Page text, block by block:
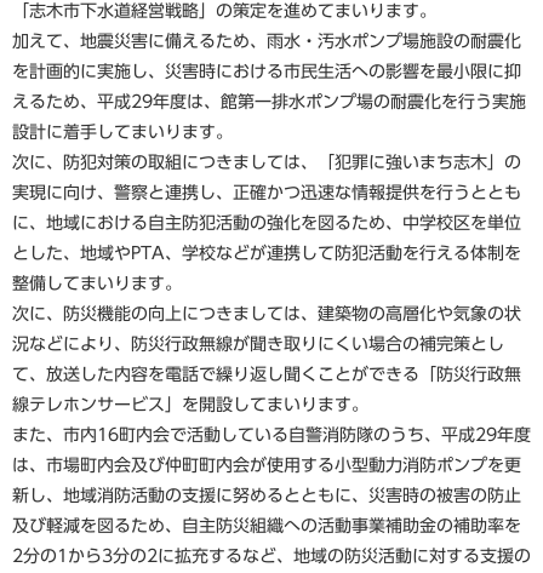
「志木市下水道経営戦略」の策定を進めてまいります。
加えて、地震災害に備えるため、雨水・汚水ポンプ場施設の耐震化
を計画的に実施し、災害時における市民生活への影響を最小限に抑
えるため、平成29年度は、館第一排水ポンプ場の耐震化を行う実施
設計に着手してまいります。
次に、防犯対策の取組につきましては、「犯罪に強いまち志木」の
実現に向け、警察と連携し、正確かつ迅速な情報提供を行うととも
に、地域における自主防犯活動の強化を図るため、中学校区を単位
とした、地域やPTA、学校などが連携して防犯活動を行える体制を
整備してまいります。
次に、防災機能の向上につきましては、建築物の高層化や気象の状
況などにより、防災行政無線が聞き取りにくい場合の補完策とし
て、放送した内容を電話で繰り返し聞くことができる「防災行政無
線テレホンサービス」を開設してまいります。
また、市内16町内会で活動している自警消防隊のうち、平成29年度
は、市場町内会及び仲町町内会が使用する小型動力消防ポンプを更
新し、地域消防活動の支援に努めるとともに、災害時の被害の防止
及び軽減を図るため、自主防災組織への活動事業補助金の補助率を
2分の1から3分の2に拡充するなど、地域の防災活動に対する支援の